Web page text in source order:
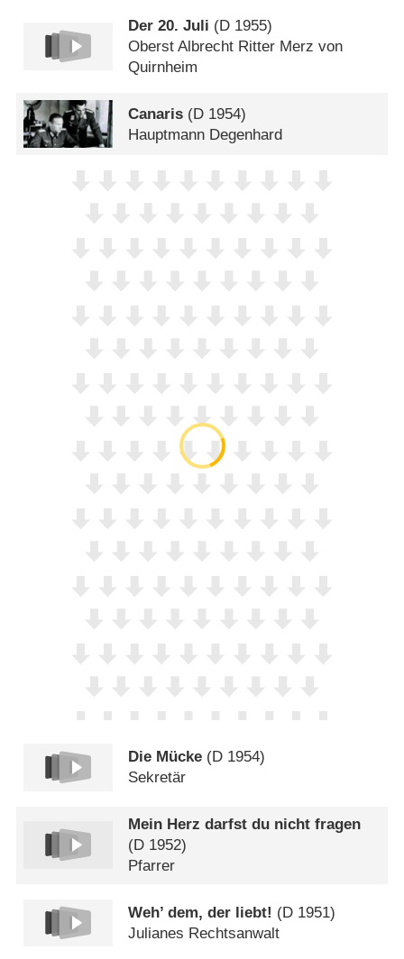
Der 20. Juli (D 1955)
Oberst Albrecht Ritter Merz von
Quirnheim
Canaris (D 1954)
Hauptmann Degenhard
Die Mücke (D 1954)
Sekretär
Mein Herz darfst du nicht fragen
(D 1952)
Pfarrer
Weh’ dem, der liebt! (D 1951)
Julianes Rechtsanwalt